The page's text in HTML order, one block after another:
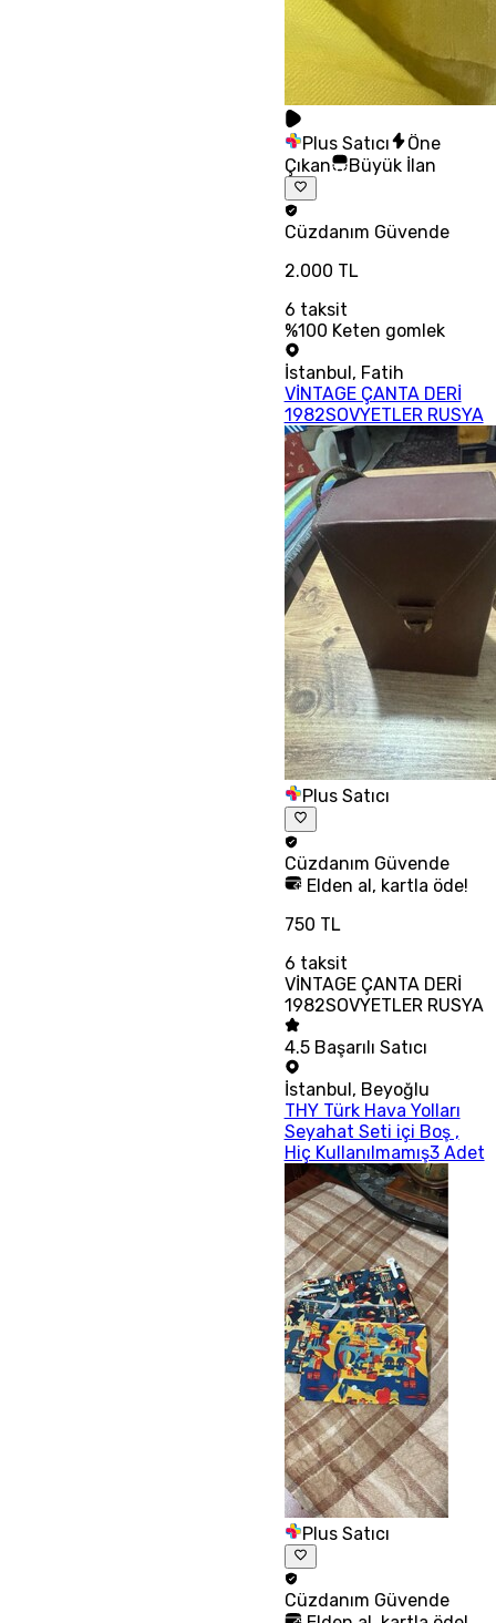
Plus Satıcı
Öne
Çıkan
Büyük İlan
Cüzdanım Güvende
2.000 TL
6 taksit
%100 Keten gomlek
İstanbul , Fatih
VİNTAGE ÇANTA DERİ
1982SOVYETLER RUSYA
Plus Satıcı
Cüzdanım Güvende
Elden al, kartla öde!
750 TL
6 taksit
VİNTAGE ÇANTA DERİ
1982SOVYETLER RUSYA
4.5 Başarılı Satıcı
İstanbul, Beyoğlu
THY Türk Hava Yolları
Seyahat Seti içi Boş ,
Hiç Kullanılmamış3 Adet
Plus Satıcı
Cüzdanım Güvende